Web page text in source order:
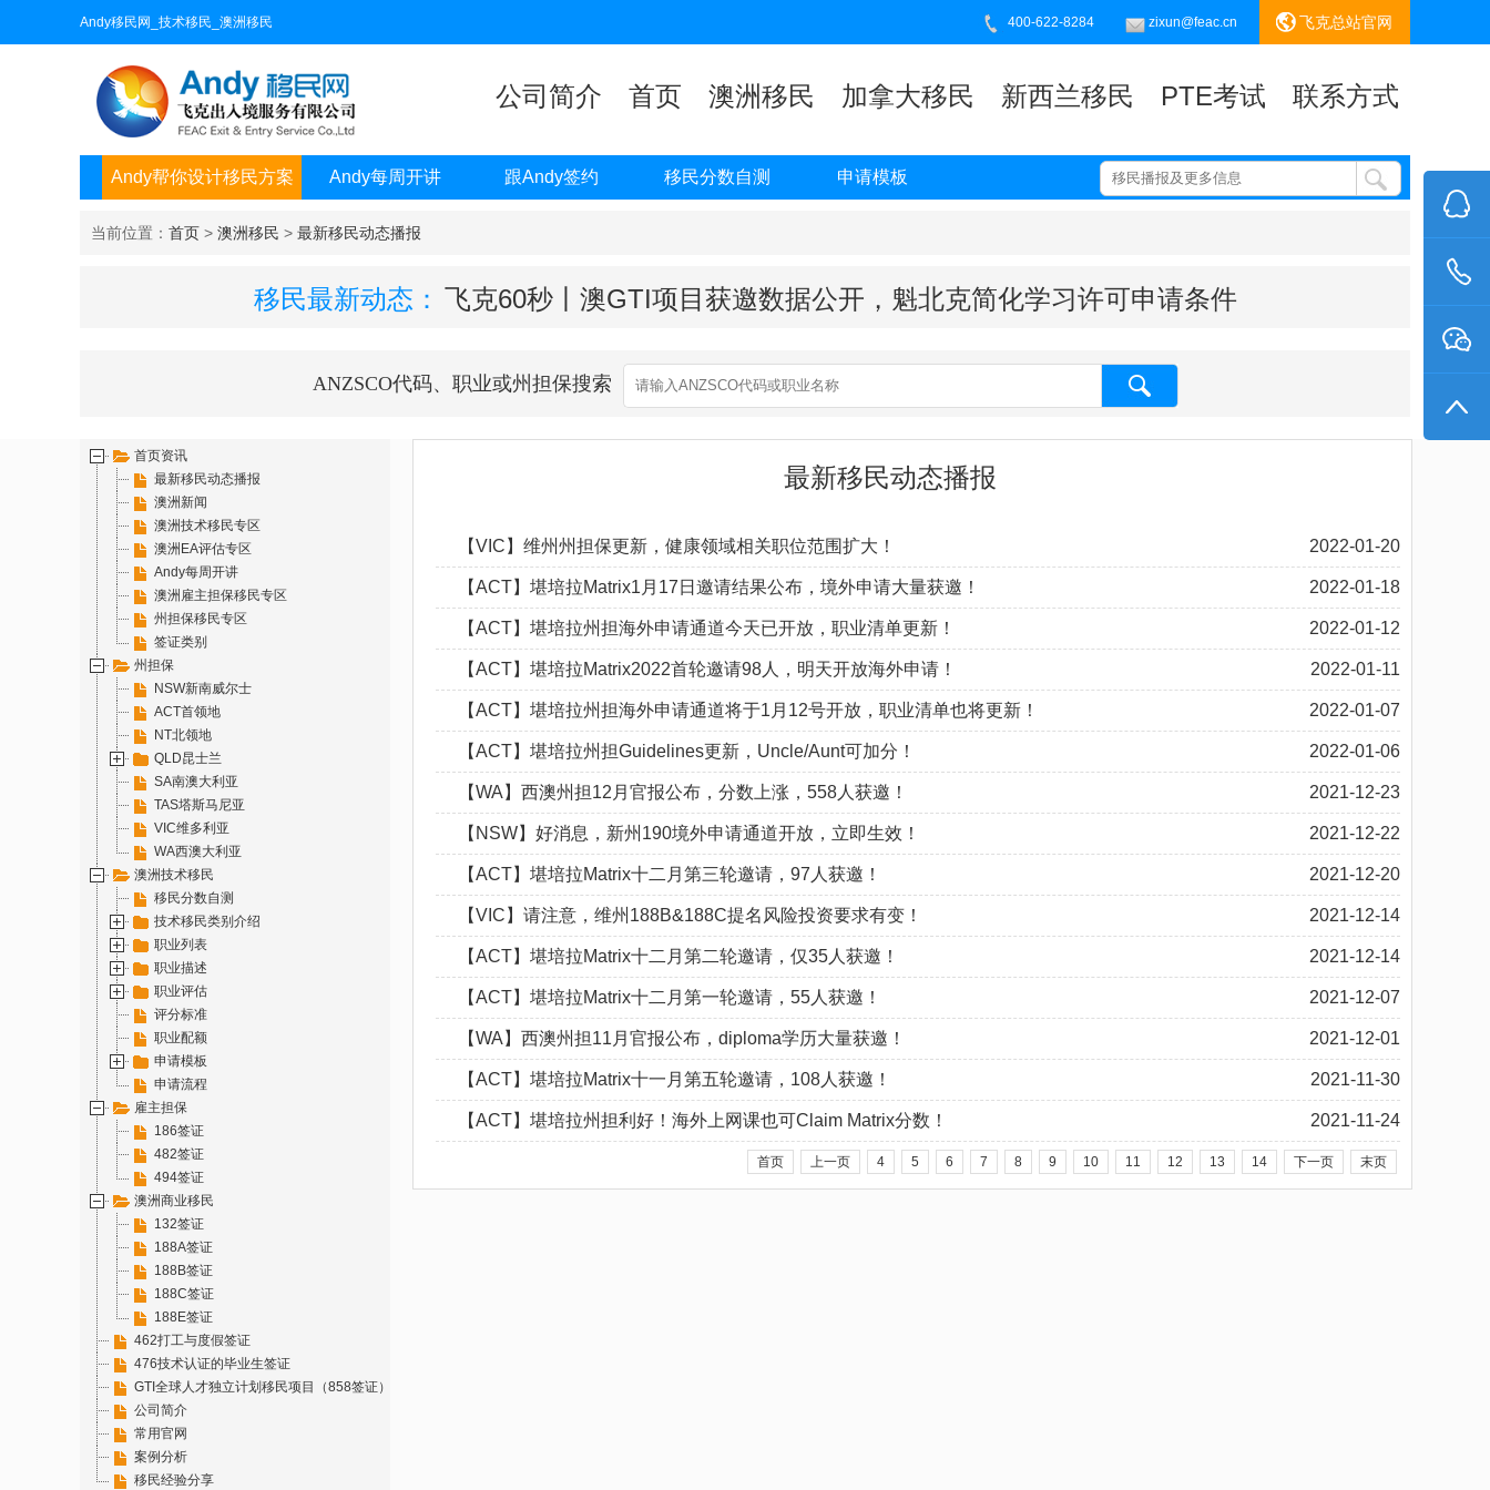
400-622-8284 zixun@feac.cn 飞克总站官网
Andy移民网_技术移民_澳洲移民
公司简介 首页 澳洲移民 加拿大移民 新西兰移民 PTE考试 联系方式
Andy帮你设计移民方案 Andy每周开讲 跟Andy签约 移民分数自测 申请模板
当前位置： 首页 > 澳洲移民 > 最新移民动态播报
移民最新动态： 飞克60秒丨澳GTI项目获邀数据公开，魁北克简化学习许可申请条件
ANZSCO代码、职业或州担保搜索
首页资讯
最新移民动态播报
澳洲新闻
澳洲技术移民专区
澳洲EA评估专区
Andy每周开讲
澳洲雇主担保移民专区
州担保移民专区
签证类别
州担保
NSW新南威尔士
ACT首领地
NT北领地
QLD昆士兰
SA南澳大利亚
TAS塔斯马尼亚
VIC维多利亚
WA西澳大利亚
澳洲技术移民
移民分数自测
技术移民类别介绍
职业列表
职业描述
职业评估
评分标准
职业配额
申请模板
申请流程
雇主担保
186签证
482签证
494签证
澳洲商业移民
132签证
188A签证
188B签证
188C签证
188E签证
462打工与度假签证
476技术认证的毕业生签证
GTI全球人才独立计划移民项目（858签证）
公司简介
常用官网
案例分析
移民经验分享
最新移民动态播报
【VIC】维州州担保更新，健康领域相关职位范围扩大！ 2022-01-20
【ACT】堪培拉Matrix1月17日邀请结果公布，境外申请大量获邀！ 2022-01-18
【ACT】堪培拉州担海外申请通道今天已开放，职业清单更新！ 2022-01-12
【ACT】堪培拉Matrix2022首轮邀请98人，明天开放海外申请！ 2022-01-11
【ACT】堪培拉州担海外申请通道将于1月12号开放，职业清单也将更新！ 2022-01-07
【ACT】堪培拉州担Guidelines更新，Uncle/Aunt可加分！ 2022-01-06
【WA】西澳州担12月官报公布，分数上涨，558人获邀！ 2021-12-23
【NSW】好消息，新州190境外申请通道开放，立即生效！ 2021-12-22
【ACT】堪培拉Matrix十二月第三轮邀请，97人获邀！ 2021-12-20
【VIC】请注意，维州188B&188C提名风险投资要求有变！ 2021-12-14
【ACT】堪培拉Matrix十二月第二轮邀请，仅35人获邀！ 2021-12-14
【ACT】堪培拉Matrix十二月第一轮邀请，55人获邀！ 2021-12-07
【WA】西澳州担11月官报公布，diploma学历大量获邀！ 2021-12-01
【ACT】堪培拉Matrix十一月第五轮邀请，108人获邀！ 2021-11-30
【ACT】堪培拉州担利好！海外上网课也可Claim Matrix分数！ 2021-11-24
首页 上一页 4 5 6 7 8 9 10 11 12 13 14 下一页 末页